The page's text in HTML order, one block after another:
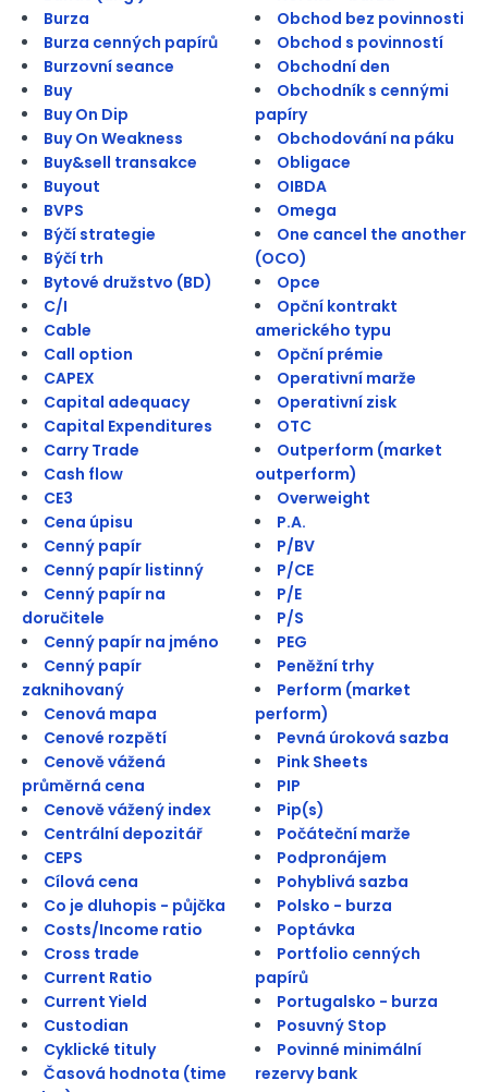
Burza
Burza cenných papírů
Burzovní seance
Buy
Buy On Dip
Buy On Weakness
Buy&sell transakce
Buyout
BVPS
Býčí strategie
Býčí trh
Bytové družstvo (BD)
C/I
Cable
Call option
CAPEX
Capital adequacy
Capital Expenditures
Carry Trade
Cash flow
CE3
Cena úpisu
Cenný papír
Cenný papír listinný
Cenný papír na
doručitele
Cenný papír na jméno
Cenný papír
zaknihovaný
Cenová mapa
Cenové rozpětí
Cenově vážená
průměrná cena
Cenově vážený index
Centrální depozitář
CEPS
Cílová cena
Co je dluhopis - půjčka
Costs/Income ratio
Cross trade
Current Ratio
Current Yield
Custodian
Cyklické tituly
Časová hodnota (time
Obchod bez povinnosti
Obchod s povinností
Obchodní den
Obchodník s cennými
papíry
Obchodování na páku
Obligace
OIBDA
Omega
One cancel the another
(OCO)
Opce
Opční kontrakt
amerického typu
Opční prémie
Operativní marže
Operativní zisk
OTC
Outperform (market
outperform)
Overweight
P.A.
P/BV
P/CE
P/E
P/S
PEG
Peněžní trhy
Perform (market
perform)
Pevná úroková sazba
Pink Sheets
PIP
Pip(s)
Počáteční marže
Podpronájem
Pohyblivá sazba
Polsko - burza
Poptávka
Portfolio cenných
papírů
Portugalsko - burza
Posuvný Stop
Povinné minimální
rezervy bank